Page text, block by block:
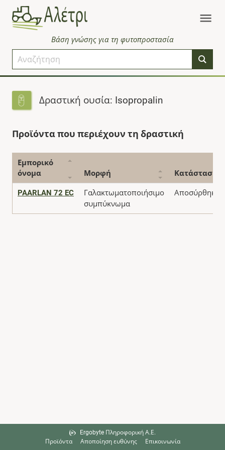
Βάση γνώσης για τη φυτοπροστασία
Δραστική ουσία: Isopropalin
Προϊόντα που περιέχουν τη δραστική
Εμπορικό
όνομα
Μορφή Κατάσταση
PAARLAN 72 EC
Γαλακτωματοποιήσιμο
συμπύκνωμα
Αποσύρθηκε
Ergobyte Πληροφορική Α.Ε.
Προϊόντα
Αποποίηση ευθύνης Επικοινωνία